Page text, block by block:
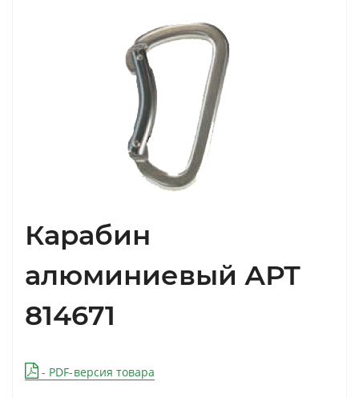
Карабин
алюминиевый АРТ
814671
- PDF-версия товара